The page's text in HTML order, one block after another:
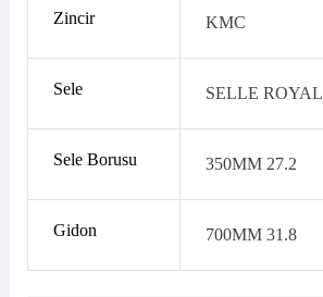
Zincir KMC
Sele SELLE ROYAL
Sele Borusu 350MM 27.2
Gidon 700MM 31.8